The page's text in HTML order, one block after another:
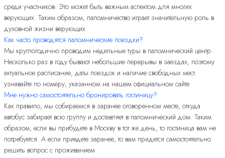
среди участников. Это может быть важным аспектом для многих
верующих. Таким образом, паломничество играет значительную роль в
духовной жизни верующих
Как часто проводятся паломнические поездки?
Мы круглогодично проводим недельные туры в паломнический центр.
Несколько раз в году бывают небольшие перерывы в заездах, поэтому
актуальное расписание, даты поездок и наличие свободных мест
узнавайте по номеру, указанном на нашем официальном сайте
Мне нужно самостоятельно бронировать гостиницу?
Как правило, мы собираемся в заранее оговоренном месте, откуда
автобус забирает всю группу и доставляет в паломнический дом. Таким
образом, если вы прибудете в Москву в тот же день, то гостиница вам не
потребуется. А если приедете заранее, то вам придется самостоятельно
решить вопрос с проживанием